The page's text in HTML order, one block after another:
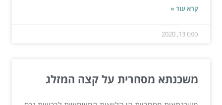
קרא עוד »
ספט 13, 2020
משכנתא מסחרית על קצה המזלג